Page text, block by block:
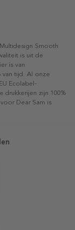
Smooth
is uit de
is van
van tijd. Al onze
Ecolabel-
drukkerijen zijn 100%
Dear Sam is